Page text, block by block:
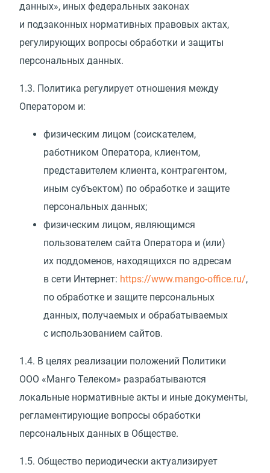
данных», иных федеральных законах
и подзаконных нормативных правовых актах,
регулирующих вопросы обработки и защиты
персональных данных.
1.3. Политика регулирует отношения между
Оператором и:
физическим лицом (соискателем,
работником Оператора, клиентом,
представителем клиента, контрагентом,
иным субъектом) по обработке и защите
персональных данных;
физическим лицом, являющимся
пользователем сайта Оператора и (или)
их поддоменов, находящихся по адресам
в сети Интернет: https://www.mango-office.ru/,
по обработке и защите персональных
данных, получаемых и обрабатываемых
с использованием сайтов.
1.4. В целях реализации положений Политики
ООО «Манго Телеком» разрабатываются
локальные нормативные акты и иные документы,
регламентирующие вопросы обработки
персональных данных в Обществе.
1.5. Общество периодически актуализирует